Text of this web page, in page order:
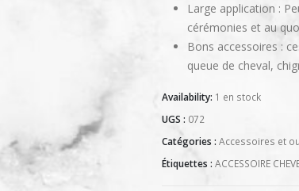
Large application :
cérémonies et au
Bons accessoires :
queue de cheval,
Availability: 1 en stock
UGS : 072
Catégories : Accessoires et
Étiquettes : ACCESSOIRE